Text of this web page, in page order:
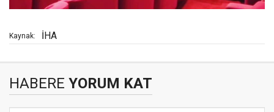
Kaynak: İHA
HABERE YORUM KAT